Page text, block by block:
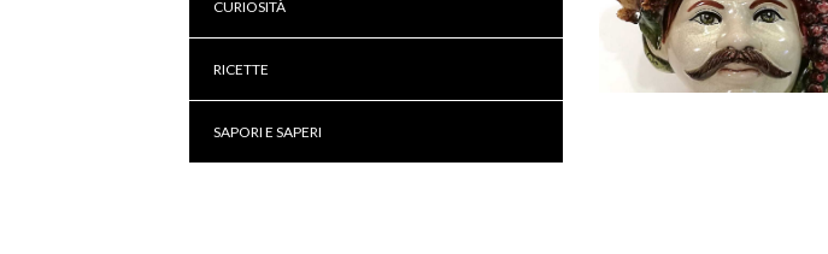
CURIOSITÀ
RICETTE
SAPORI E SAPERI